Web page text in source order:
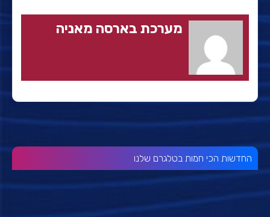
מערכת בארסה מאניה
החדשות הכי חמות בטלגרם שלנו